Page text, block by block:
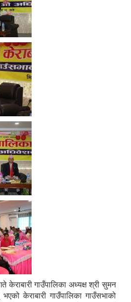
गाउँपालिका अध्यक्ष श्री सुमन
केराबारी गाउँपालिका गाउँसभाको